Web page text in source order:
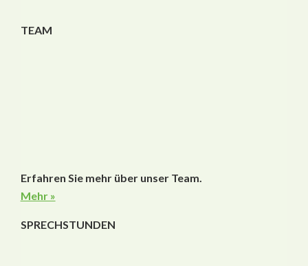
TEAM
Erfahren Sie mehr über unser Team.
Mehr »
SPRECHSTUNDEN